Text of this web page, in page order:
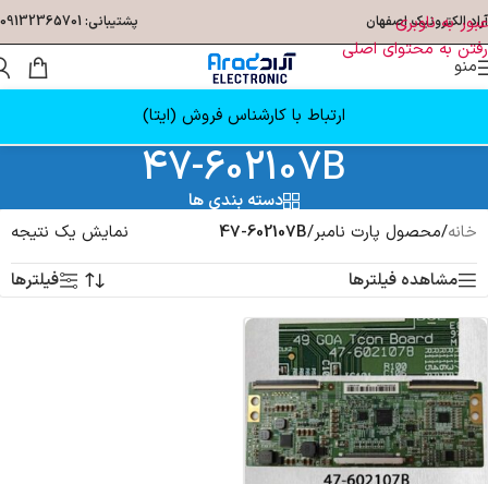
عبور به ناوبری
رفتن به محتوای اصلی
آراد الکترونیک اصفهان پشتیبانی: 09132365701
منو
ارتباط با کارشناس فروش (ایتا)
47-602107B
دسته بندی ها
خانه/محصول پارت نامبر/
47-602107B
نمایش یک نتیجه
مشاهده فیلترها
فیلترها